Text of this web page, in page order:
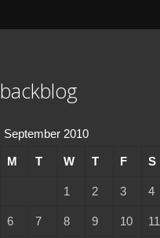
backblog
September 2010
M T W T F S
1 2 3 4
6 7 8 9 10 11